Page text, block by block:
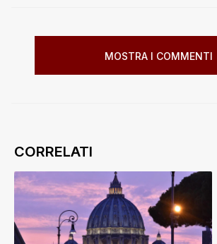
MOSTRA I COMMENTI